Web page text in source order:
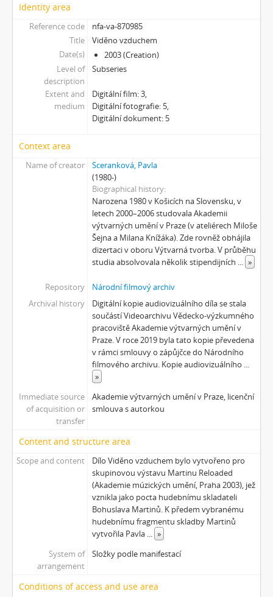
[Subseries] Turista
[Subseries] Dům daleko
[Subseries] Bosákové hody
[Subseries] Suchá u Nejdku
[Subseries] Wilsonova svatba
[Subseries] Džbány Franze Maxery v hospodě U Lojzy
[Subseries] Zkušebna v Argentinské
[Subseries] Hanibalova svatba
[Subseries] Klukovice, Bondy
[Subseries] Mumlava
[Subseries] Zívrovy Prachovské skály
[Subseries] Cesta
[Subseries] Braunův betlém
[Subseries] Javorovým dolem
[Subseries] Milada
[Subseries] Hřiště
[Subseries] Možná
[Subseries] 28 stotín Synagógy
[Subseries] Z lásky
[Subseries] Parkovací smyčka
[Subseries] Otevřeno zavřeno otevřeno zavřeno...
[Subseries] Klatov
[Subseries] Jizvy, jiskry, jistoty
[Subseries] Painting
[Subseries] Malování do vzduchu
[Subseries] Virtuální opona
[Subseries] Grafika podzimu
[Subseries] Yes No Yes
[Subseries] Zrcadlo času
[Subseries] Píseň hlemýžďů jdoucích na pohřeb
[Subseries] Abstraktní animace ze 60. let
[Subseries] Barvy
[Subseries] Flare up
[Subseries] Pinup
Identity area
Reference code
nfa-va-870985
Title
Viděno vzduchem
Date(s)
2003 (Creation)
Level of
description
Subseries
Extent and
medium
Digitální film: 3,
Digitální fotografie: 5,
Digitální dokument: 5
Context area
Name of creator
Sceranková, Pavla
(1980-)
Biographical history
Narozena 1980 v Košicích na Slovensku, v
letech 2000–2006 studovala Akademii
výtvarných umění v Praze (v ateliérech Miloše
Šejna a Milana Knížáka). Zde rovněž obhájila
dizertaci v oboru Výtvarná tvorba. V průběhu
studia absolvovala několik stipendijních ... »
Repository
Národní filmový archiv
Archival history
Digitální kopie audiovizuálního díla se stala
součástí Videoarchivu Vědecko-výzkumného
pracoviště Akademie výtvarných umění v
Praze. V roce 2019 byla tato kopie převedena
v rámci smlouvy o zápůjčce do Národního
filmového archivu. Kopie audiovizuálního ...
»
Immediate source
of acquisition or
transfer
Akademie výtvarných umění v Praze, licenční
smlouva s autorkou
Content and structure area
Scope and content
Dílo Viděno vzduchem bylo vytvořeno pro
skupinovou výstavu Martinu Reloaded
(Akademie múzických umění, Praha 2003), jež
vznikla jako pocta hudebnímu skladateli
Bohuslava Martinů. K předem vybranému
hudebnímu fragmentu skladby Martinů
vytvořila Pavla ... »
System of
arrangement
Složky podle manifestací
Conditions of access and use area